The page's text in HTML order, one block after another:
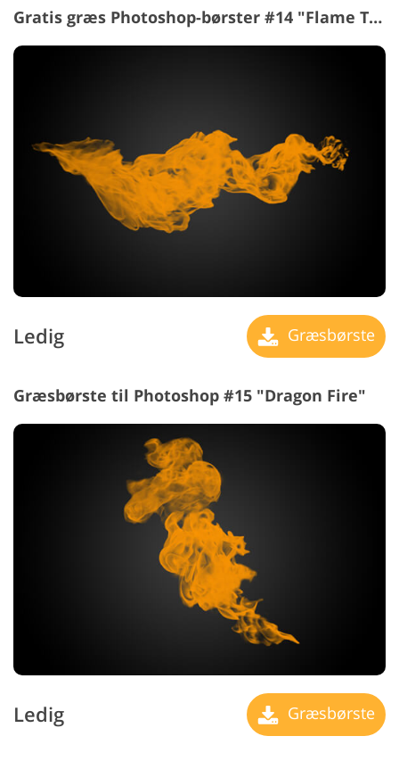
Gratis græs Photoshop-børster #14 "Flame Tongues"
Ledig Græsbørste
Græsbørste til Photoshop #15 "Dragon Fire"
Ledig Græsbørste